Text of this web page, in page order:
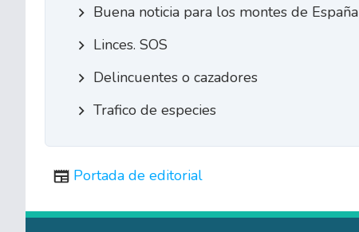
Buena noticia para los montes de España
Linces. SOS
Delincuentes o cazadores
Trafico de especies
Portada de editorial